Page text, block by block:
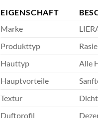
EIGENSCHAFT
Marke
Produkttyp
Hauttyp
Alle
Hauptvorteile
Textur
Duftprofil